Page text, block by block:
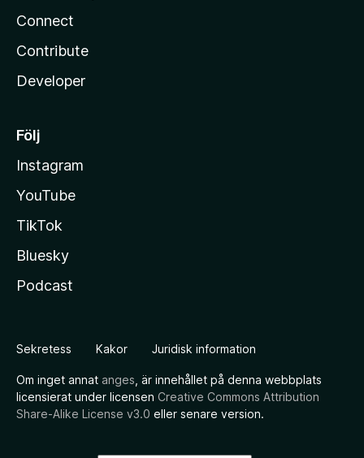
Connect
Contribute
Developer
Följ
Instagram
YouTube
TikTok
Bluesky
Podcast
Sekretess Kakor Juridisk information
Om inget annat anges , är innehållet på denna webbplats
licensierat under licensen Creative Commons Attribution
Share-Alike License v3.0 eller senare version.